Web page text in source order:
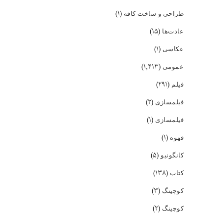
طراحی و ساخت کافه (۱)
عادت‌ها (۱۵)
عکاسی (۱)
عمومی (۱,۴۱۳)
فیلم (۲۹۱)
فیلمسازی (۲)
فیلمسازی (۱)
قهوه (۱)
کانگونیو(۵)
کتاب (۱۳۸)
کوچینگ (۳)
کوچینگ (۲)